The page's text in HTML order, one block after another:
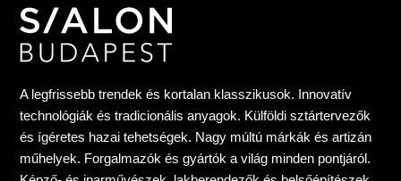
A legfrissebb trendek és kortalan klasszikusok. Innovatív
technológiák és tradicionális anyagok. Külföldi sztártervezők
és ígéretes hazai tehetségek. Nagy múltú márkák és artizán
műhelyek. Forgalmazók és gyártók a világ minden pontjáról.